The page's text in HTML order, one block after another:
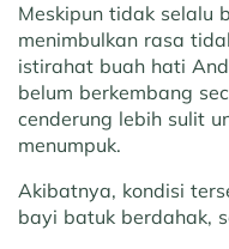
Meskipun tidak selalu
menimbulkan rasa
istirahat buah hati
belum berkembang
cenderung lebih sulit
menumpuk.
Akibatnya, kondisi
bayi batuk berdahak,